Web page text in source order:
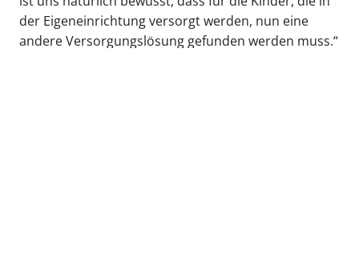
der Eigeneinrichtung versorgt werden, nun eine
andere Versorgungslösung gefunden werden muss.“